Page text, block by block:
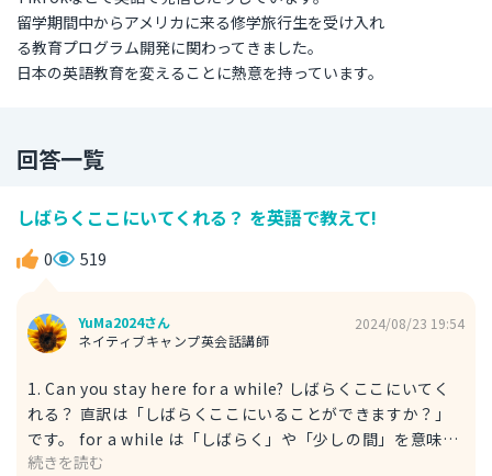
留学期間中からアメリカに来る修学旅行生を受け入れ
る教育プログラム開発に関わってきました。
日本の英語教育を変えることに熱意を持っています。
回答一覧
しばらくここにいてくれる？ を英語で教えて!
0 519
YuMa2024さん
ネイティブキャンプ英会話講師
2024/08/23 19:54
1. Can you stay here for a while? しばらくここにいてく
れる？ 直訳は「しばらくここにいることができますか？」
です。 for a while は「しばらく」や「少しの間」を意味し
ます。 また stay here で「ここにいる」という行動を表し
続きを読む